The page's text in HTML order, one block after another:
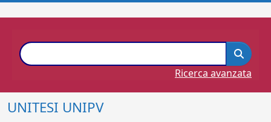
Ricerca avanzata
UNITESI UNIPV